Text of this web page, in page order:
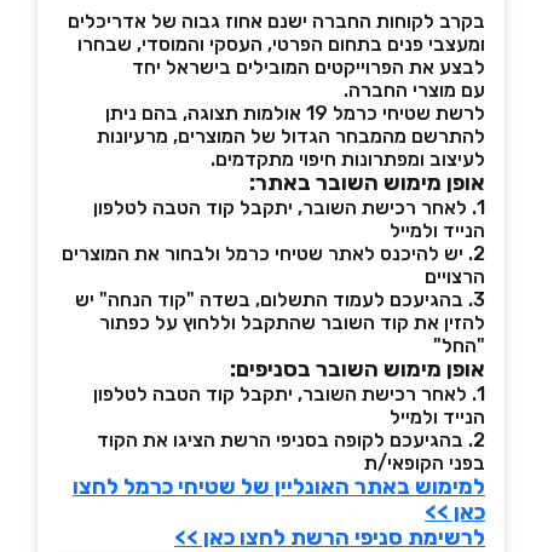
בקרב לקוחות החברה ישנם אחוז גבוה של אדריכלים
ומעצבי פנים בתחום הפרטי, העסקי והמוסדי, שבחרו
לבצע את הפרוייקטים המובילים בישראל יחד
עם מוצרי החברה.
לרשת שטיחי כרמל 19 אולמות תצוגה, בהם ניתן
להתרשם מהמבחר הגדול של המוצרים, מרעיונות
לעיצוב ומפתרונות חיפוי מתקדמים.
אופן מימוש השובר באתר:
1. לאחר רכישת השובר, יתקבל קוד הטבה לטלפון
הנייד ולמייל
2. יש להיכנס לאתר שטיחי כרמל ולבחור את המוצרים
הרצויים
3. בהגיעכם לעמוד התשלום, בשדה "קוד הנחה" יש
להזין את קוד השובר שהתקבל וללחוץ על כפתור
"החל"
אופן מימוש השובר בסניפים:
1. לאחר רכישת השובר, יתקבל קוד הטבה לטלפון
הנייד ולמייל
2. בהגיעכם לקופה בסניפי הרשת הציגו את הקוד
בפני הקופאי/ת
למימוש באתר האונליין של שטיחי כרמל לחצו
כאן >>
לרשימת סניפי הרשת לחצו כאן >>